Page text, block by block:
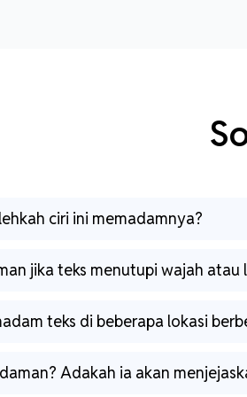
ciri ini memadamnya?
jika teks menutupi wajah
teks di beberapa lokasi
Adakah ia akan